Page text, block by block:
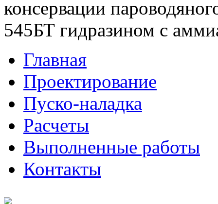
консервации
545БТ гидразином с
Главная
Проектирование
Пуско-наладка
Расчеты
Выполненные работы
Контакты